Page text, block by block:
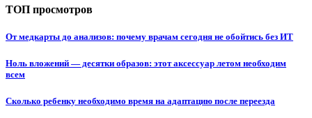
ТОП просмотров
От медкарты до анализов: почему врачам сегодня не обойтись без ИТ
Ноль вложений — десятки образов: этот аксессуар летом необходим
всем
Сколько ребенку необходимо время на адаптацию после переезда